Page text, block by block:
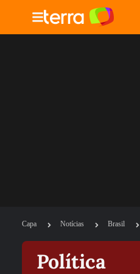
Capa Notícias Brasil
Política